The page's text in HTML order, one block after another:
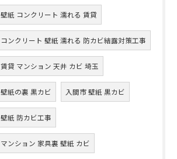
壁紙 コンクリート 濡れる 賃貸
コンクリート 壁紙 濡れる 防カビ結露対策工事
賃貸 マンション 天井 カビ 埼玉
壁紙の裏 黒カビ 入間市 壁紙 黒カビ
壁紙 防カビ工事
マンション 家具裏 壁紙 カビ